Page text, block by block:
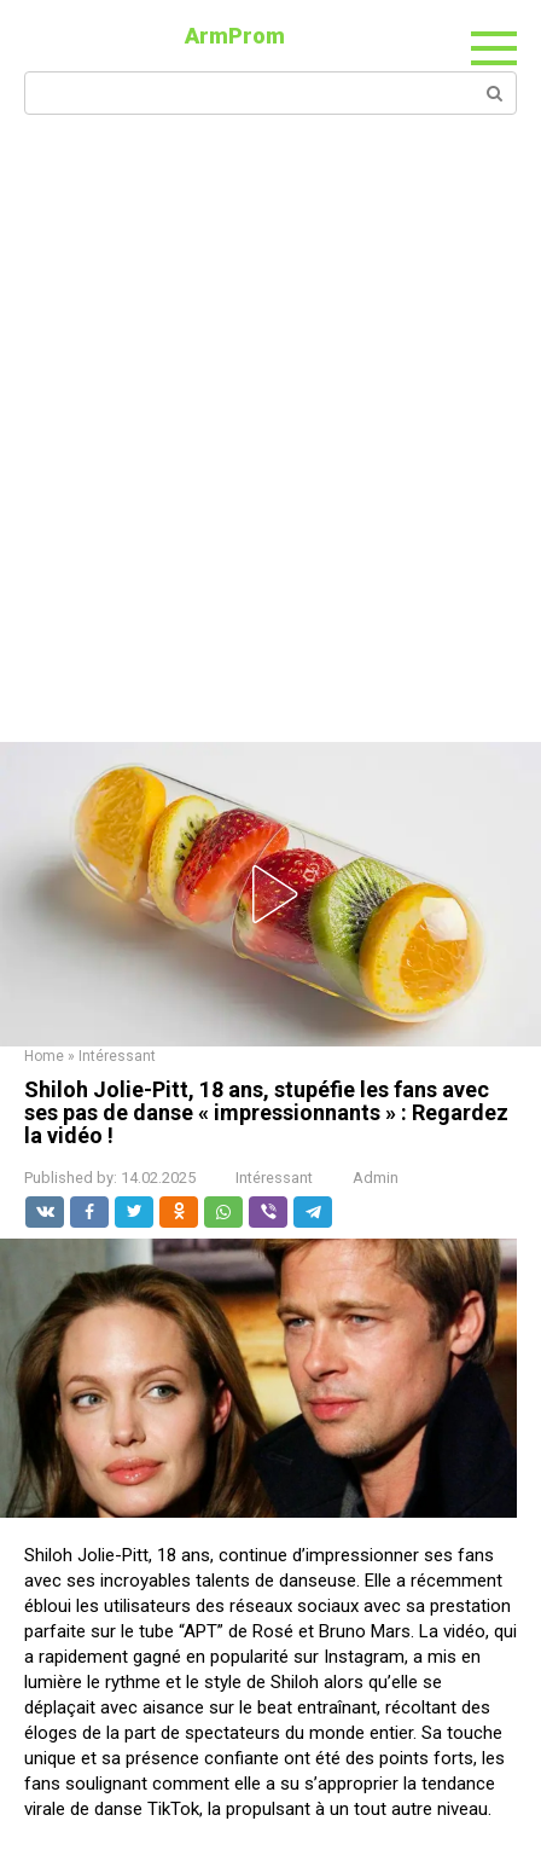
ArmProm
Home » Intéressant
Shiloh Jolie-Pitt, 18 ans, stupéfie les fans avec
ses pas de danse « impressionnants » : Regardez
la vidéo !
Published by: 14.02.2025 Intéressant Admin
Shiloh Jolie-Pitt, 18 ans, continue d’impressionner ses fans
avec ses incroyables talents de danseuse. Elle a récemment
ébloui les utilisateurs des réseaux sociaux avec sa prestation
parfaite sur le tube “APT” de Rosé et Bruno Mars. La vidéo, qui
a rapidement gagné en popularité sur Instagram, a mis en
lumière le rythme et le style de Shiloh alors qu’elle se
déplaçait avec aisance sur le beat entraînant, récoltant des
éloges de la part de spectateurs du monde entier. Sa touche
unique et sa présence confiante ont été des points forts, les
fans soulignant comment elle a su s’approprier la tendance
virale de danse TikTok, la propulsant à un tout autre niveau.